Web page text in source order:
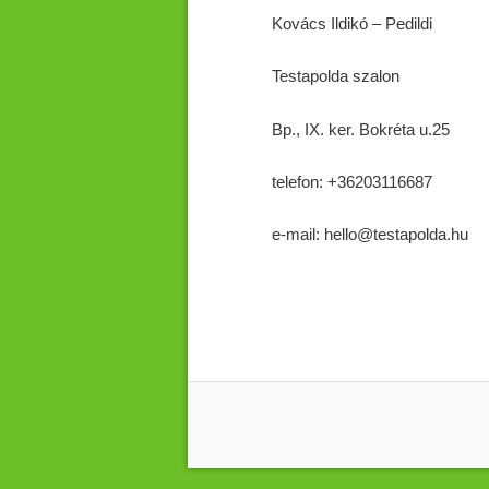
Kovács Ildikó – Pedildi
Testapolda szalon
Bp., IX. ker. Bokréta u.25
telefon: +36203116687
e-mail: hello@testapolda.hu